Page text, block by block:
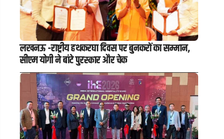
लखनऊ -राष्ट्रीय हथकरघा दिवस पर बुनकरों का सम्मान,
सीएम योगी ने बांटे पुरस्कार और चेक